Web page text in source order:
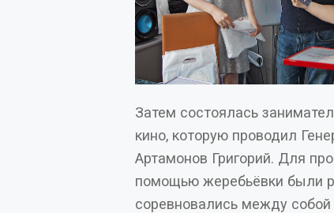
Затем состоялась
кино, которую проводил Генеральный директор нашей компании
Артамонов Григорий. Для проведения
помощью жеребьёвки были
соревновались между